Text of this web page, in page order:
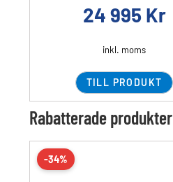
24 995 Kr
inkl. moms
TILL PRODUKT
Rabatterade produkter
-34%